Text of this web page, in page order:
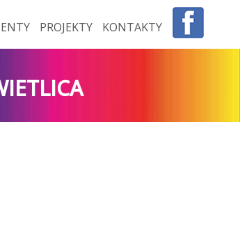
PROJEKTY KONTAKTY